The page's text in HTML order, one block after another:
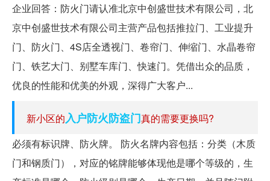
企业回答：防火门请认准北京中创盛世技术有限公司，北
京中创盛世技术有限公司主营产品包括推拉门、工业提升
门、防火门、4S店全透视门、卷帘门、伸缩门、水晶卷帘
门、铁艺大门、别墅车库门、快速门。凭借出众的品质，
优良的性能和优美的外观，深得广大客户...
新小区的入户防火防盗门真的需要更换吗?
必须有标识牌、防火牌。 防火名牌内容包括：分类（木质
门和钢质门），对应的铭牌能够体现他是哪个等级的，生